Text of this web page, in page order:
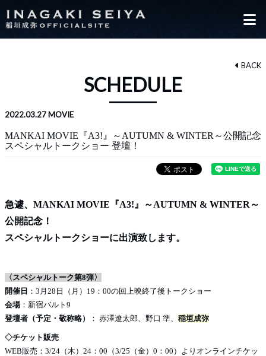
SCHEDULE
BACK
2022.03.27 MOVIE
MANKAI MOVIE『A3!』～AUTUMN & WINTER～公開記念
スペシャルトークショー 登壇！
急遽、MANKAI MOVIE『A3!』～AUTUMN & WINTER～
公開記念！
スペシャルトークショーに出演致します。
〈スペシャルトーク第8弾〉
開催日 ：3月28日（月）19：00の回上映終了後トークショー
会場：新宿バルト9
登壇者（予定・敬称略）
： 赤澤遼太郎、野口 準、 稲垣成弥
◇チケット販売
WEB販売：3/24（木）24：00（3/25（金）0：00）よりオンラインチケッ